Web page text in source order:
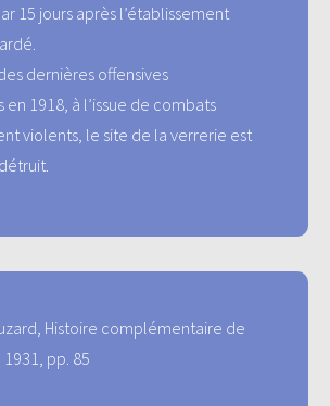
15 jours après l’établissement
dernières offensives
1918, à l’issue de combats
violents, le site de la verrerie est
Histoire complémentaire de
pp. 85